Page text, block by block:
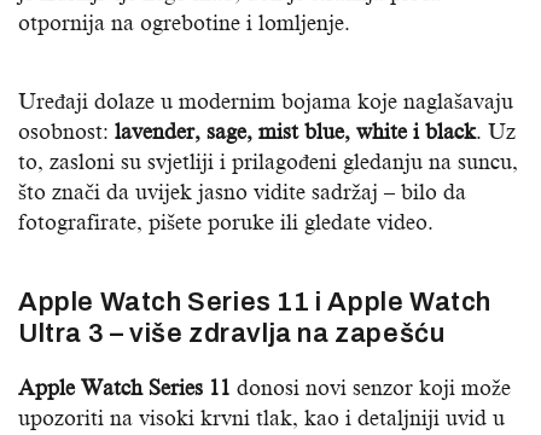
otpornija na ogrebotine i lomljenje.
Uređaji dolaze u modernim bojama koje naglašavaju
osobnost: lavender, sage, mist blue, white i black. Uz
to, zasloni su svjetliji i prilagođeni gledanju na suncu,
što znači da uvijek jasno vidite sadržaj – bilo da
fotografirate, pišete poruke ili gledate video.
Apple Watch Series 11 i Apple Watch
Ultra 3 – više zdravlja na zapešću
Apple Watch Series 11 donosi novi senzor koji može
upozoriti na visoki krvni tlak, kao i detaljniji uvid u